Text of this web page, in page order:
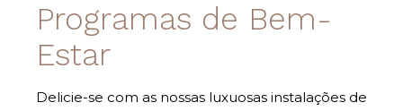
Programas de Bem-
Estar
Delicie-se com as nossas luxuosas instalações de